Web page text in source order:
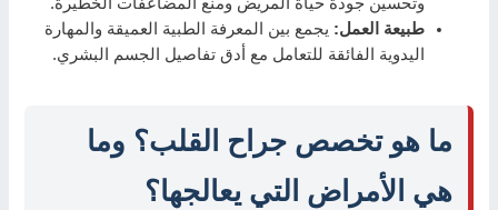
طبيعة العمل: يجمع بين المعرفة الطبية العميقة والمهارة
اليدوية الفائقة للتعامل مع أدق تفاصيل الجسم البشري.
ما هو تخصص جراح القلب؟ وما
هي الأمراض التي يعالجها؟